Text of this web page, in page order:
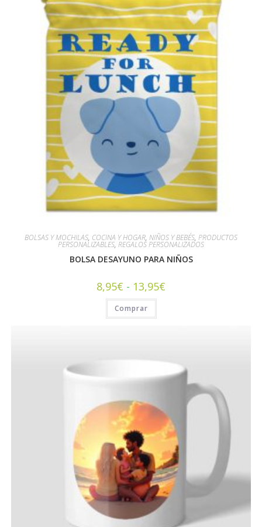
BOLSAS Y MOCHILAS, COCINA Y HOGAR, NIÑOS Y BEBÉS, PRODUCTOS
PERSONALIZABLES, REGALOS PERSONALIZADOS
BOLSA DESAYUNO PARA NIÑOS
8,95€ - 13,95€
Comprar